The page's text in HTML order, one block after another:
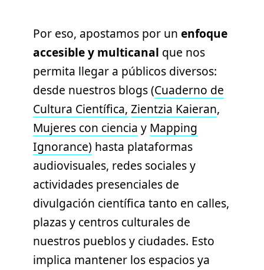
Por eso, apostamos por un enfoque
accesible y multicanal que nos
permita llegar a públicos diversos:
desde nuestros blogs (Cuaderno de
Cultura Científica, Zientzia Kaieran,
Mujeres con ciencia y Mapping
Ignorance) hasta plataformas
audiovisuales, redes sociales y
actividades presenciales de
divulgación científica tanto en calles,
plazas y centros culturales de
nuestros pueblos y ciudades. Esto
implica mantener los espacios ya